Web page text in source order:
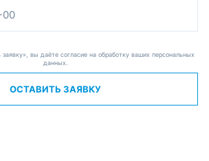
вы даёте согласие на обработку ваших персональных
данных.
ОСТАВИТЬ ЗАЯВКУ